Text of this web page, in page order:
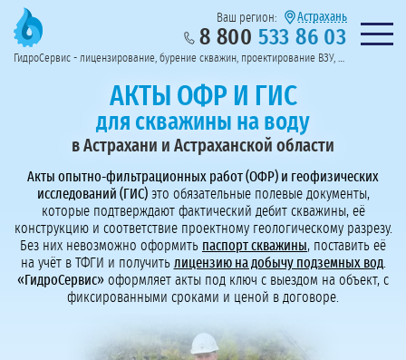
Предоставим полный пакет документов
Пригласить в тендер
Колл-центр на связи с 9:00 до 19:00
Перезвоните мне!
Ваш регион: Астрахань
8 800 533 86 03 Нужна
ГидроСервис - лицензирование, бурение скважин, проектирование ВЗУ, системы водоподготовки
АКТЫ ОФР И ГИС
для скважины на воду
в Астрахани и Астраханской области
Акты опытно-фильтрационных работ (ОФР) и геофизических
исследований (ГИС)это обязательные полевые документы,
которые подтверждают фактический дебит скважины, её
конструкцию и соответствие проектному геологическому разрезу.
Без них невозможно оформить паспорт скважины, поставить её
на учёт в ТФГИ и получить лицензию на добычу подземных вод.
«ГидроСервис» оформляет акты под ключ с выездом на объект, с
фиксированными сроками и ценой в договоре.